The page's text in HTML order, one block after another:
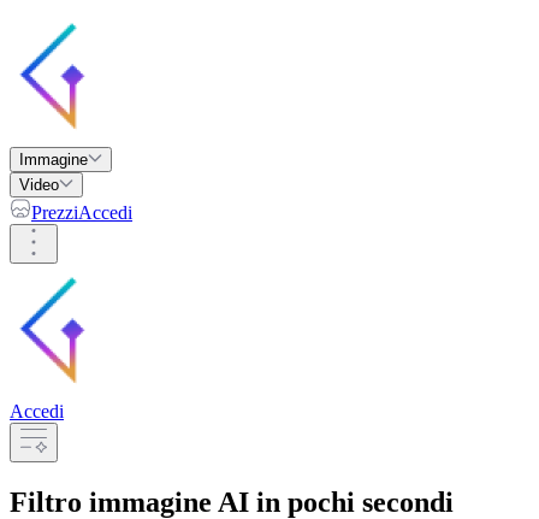
Immagine
Video
PrezziAccedi
Accedi
Filtro immagine AI in pochi secondi